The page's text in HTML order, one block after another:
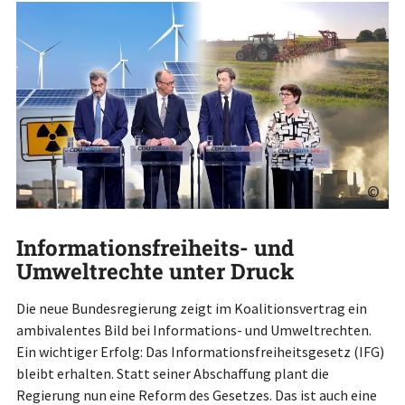
©
Informationsfreiheits- und
Umweltrechte unter Druck
Die neue Bundesregierung zeigt im Koalitionsvertrag ein
ambivalentes Bild bei Informations- und Umweltrechten.
Ein wichtiger Erfolg: Das Informationsfreiheitsgesetz (IFG)
bleibt erhalten. Statt seiner Abschaffung plant die
Regierung nun eine Reform des Gesetzes. Das ist auch eine